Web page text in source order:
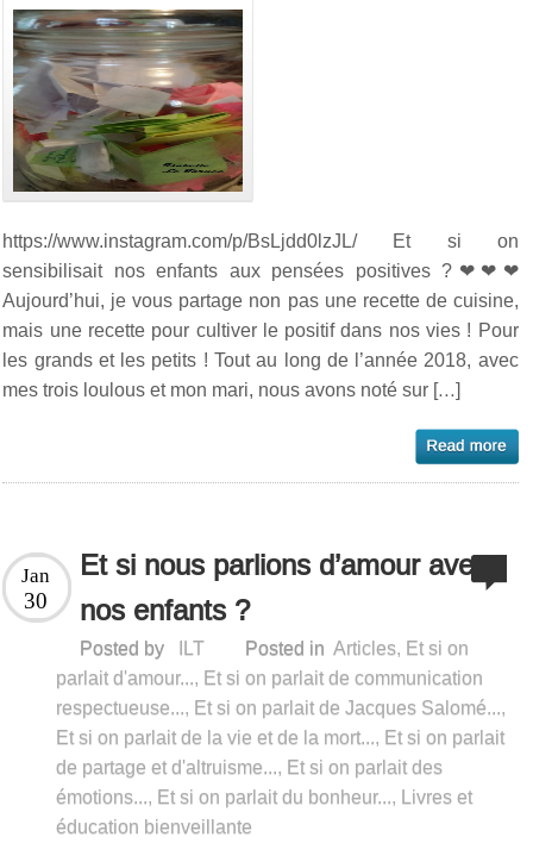
https://www.instagram.com/p/BsLjdd0lzJL/ Et si on
sensibilisait nos enfants aux pensées positives ?❤❤❤
Aujourd’hui, je vous partage non pas une recette de cuisine,
mais une recette pour cultiver le positif dans nos vies ! Pour
les grands et les petits ! Tout au long de l’année 2018, avec
mes trois loulous et mon mari, nous avons noté sur […]
Et si nous parlions d’amour avec
nos enfants ?
Jan
30
Posted by ILT Posted in Articles, Et si on
parlait d'amour..., Et si on parlait de communication
respectueuse..., Et si on parlait de Jacques Salomé...,
Et si on parlait de la vie et de la mort..., Et si on parlait
de partage et d'altruisme..., Et si on parlait des
émotions..., Et si on parlait du bonheur...,
Livres et
éducation bienveillante